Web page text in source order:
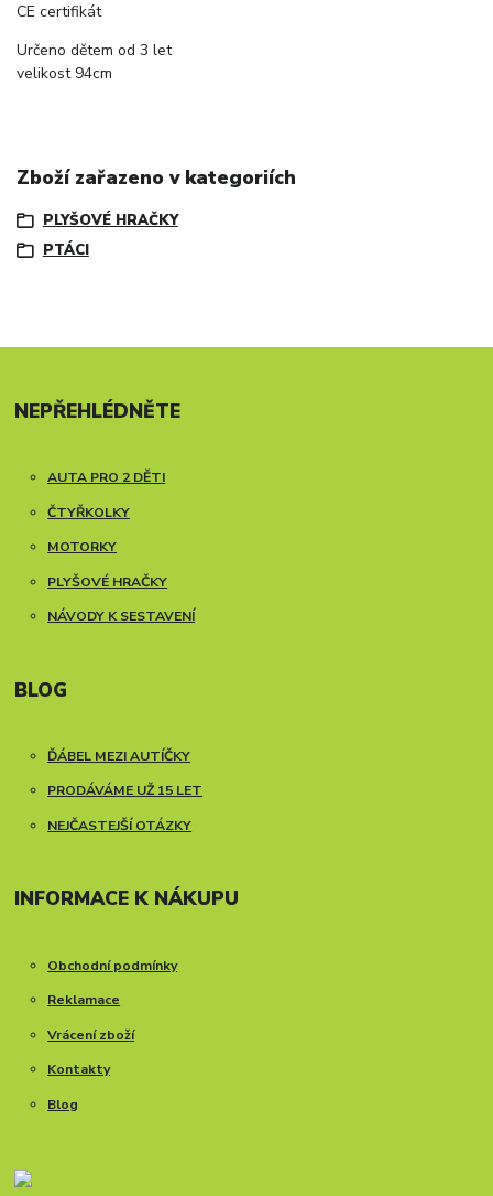
CE certifikát
Určeno dětem od 3 let
velikost 94cm
Zboží zařazeno v kategoriích
PLYŠOVÉ HRAČKY
PTÁCI
NEPŘEHLÉDNĚTE
AUTA PRO 2 DĚTI
ČTYŘKOLKY
MOTORKY
PLYŠOVÉ HRAČKY
NÁVODY K SESTAVENÍ
BLOG
ĎÁBEL MEZI AUTÍČKY
PRODÁVÁME UŽ 15 LET
NEJČASTEJŠÍ OTÁZKY
INFORMACE K NÁKUPU
Obchodní podmínky
Reklamace
Vrácení zboží
Kontakty
Blog